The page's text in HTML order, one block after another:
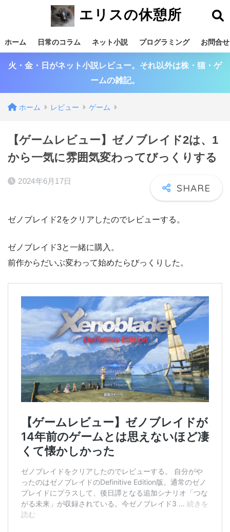
エリスの休憩所
ホーム 日常のコラム ネット小説 プログラミング お問合せ
火・金・日がネット小説レビュー。それ以外は株・猫・ゲ
ームの雑記。
ホーム レビュー ゲーム
【ゲームレビュー】ゼノブレイド2は、1
から一気に雰囲気変わってびっくりする
2024年6月17日
ゼノブレイド2をクリアしたのでレビューする。
ゼノブレイド3と一緒に購入。
前作からだいぶ変わって始めたらびっくりした。